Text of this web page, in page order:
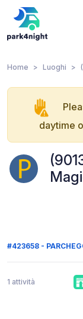
Home Luoghi
daytime
#423658 -
1 attività